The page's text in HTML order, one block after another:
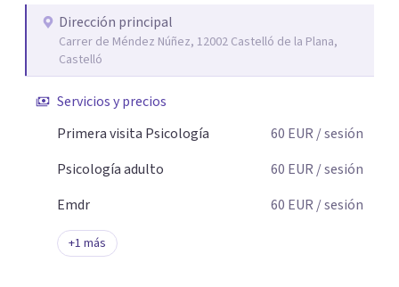
trastornos de la personalidad, crisis vitales,
acompañamiento perinatal ,problemas de autoestima o
en las relaciones sociales ...Más allá de las etiquetas lo
que haremos será trabajar en aquello que te está
produciendo malestar Mi mayor compromiso es
acompañarte en tu proceso de crecimiento personal,
de juicios, donde puedas explorar tus emociones y
avanzar hacia una vida más plena. No dudes en contactar
camino.
Dirección principal
Carrer de Méndez Núñez, 12002 Castelló de la Plana,
Castelló
Servicios y precios
Primera visita Psicología
60 EUR / sesión
Psicología adulto
60 EUR / sesión
Emdr
60 EUR / sesión
+1 más